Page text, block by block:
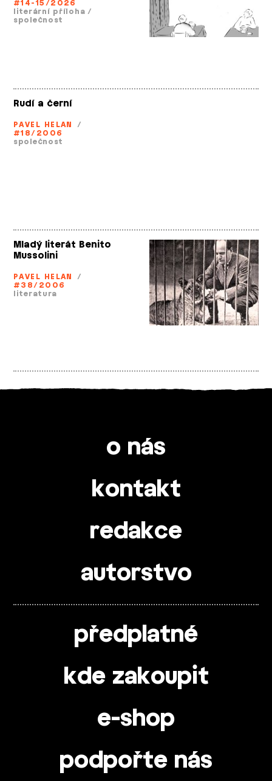
#14-15/2026
literární příloha /
společnost
Rudí a černí
PAVEL HELAN
/
#18/2006
společnost
Mladý literát Benito
Mussolini
PAVEL HELAN
/
#38/2006
literatura
o nás
kontakt
redakce
autorstvo
předplatné
kde zakoupit
e-shop
podpořte nás